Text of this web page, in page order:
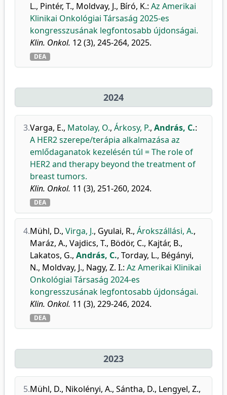
L., Pintér, T., Moldvay, J., Bíró, K.: Az Amerikai
Klinikai Onkológiai Társaság 2025-es
kongresszusának legfontosabb újdonságai.
Klin. Onkol. 12 (3), 245-264, 2025.
DEA
2024
3.Varga, E., Matolay, O., Árkosy, P., András, C.:
A HER2 szerepe/terápia alkalmazása az
emlődaganatok kezelésén túl = The role of
HER2 and therapy beyond the treatment of
breast tumors.
Klin. Onkol. 11 (3), 251-260, 2024.
DEA
4.Mühl, D., Virga, J., Gyulai, R., Árokszállási, A.,
Maráz, A., Vajdics, T., Bödör, C., Kajtár, B.,
Lakatos, G., András, C., Torday, L., Bégányi,
N., Moldvay, J., Nagy, Z. I.: Az Amerikai Klinikai
Onkológiai Társaság 2024-es
kongresszusának legfontosabb újdonságai.
Klin. Onkol. 11 (3), 229-246, 2024.
DEA
2023
5.Mühl, D., Nikolényi, A., Sántha, D., Lengyel, Z.,